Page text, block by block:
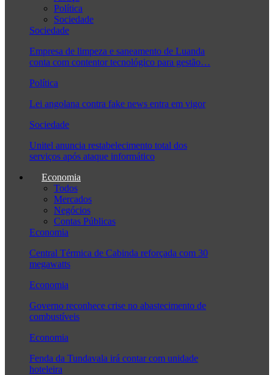
Política
Sociedade
Sociedade
Empresa de limpeza e saneamento de Luanda
conta com contentor tecnológico para gestão…
Política
Lei angolana contra fake news entra em vigor
Sociedade
Unitel anuncia restabelecimento total dos
serviços após ataque informático
Economia
Todos
Mercados
Negócios
Contas Públicas
Economia
Central Térmica de Cabinda reforçada com 30
megawatts
Economia
Governo reconhece crise no abastecimento de
combustíveis
Economia
Fenda da Tundavala irá contar com unidade
hoteleira